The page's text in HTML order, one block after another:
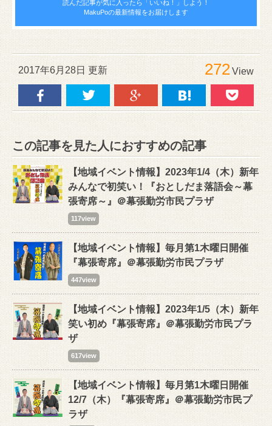
読んだ記事が気に入ったら 「いいね！」しよう！
MakuPoの最新情報をお届けします
2017年6月28日 更新 272View
この記事を見た人におすすめの記事
【地域イベント情報】2023年1/4（木）新年
みんなで初笑い！『おとしだま落語会～幕
張寄席～』＠幕張勤労市民プラザ
117view
【地域イベント情報】毎月第1木曜日開催
『幕張寄席』＠幕張勤労市民プラザ
447view
【地域イベント情報】2023年1/5（木）新年
笑い初め『幕張寄席』＠幕張勤労市民プラ
ザ
617view
【地域イベント情報】毎月第1木曜日開催
12/7（木）『幕張寄席』＠幕張勤労市民プ
ラザ